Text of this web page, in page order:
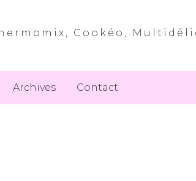
Cookéo,
Archives Contact